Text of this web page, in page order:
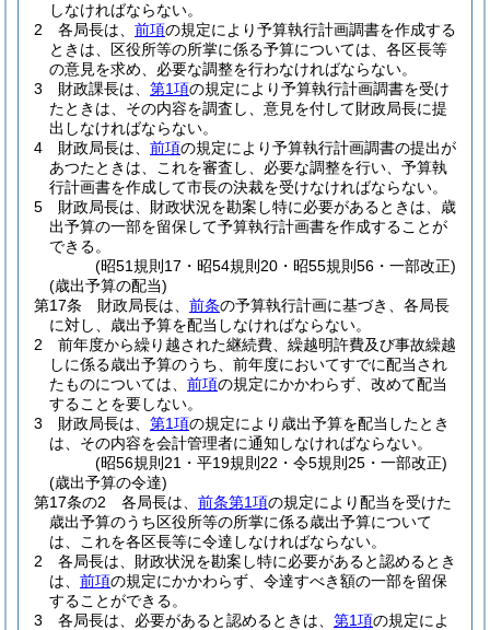
しなければならない。
2
各局長は、 前項の規定により予算執行計画調書を作成する
ときは、区役所等の所掌に係る予算については、各区長等
の意見を求め、必要な調整を行わなければならない。
3
財政課長は、 第1項の規定により予算執行計画調書を受け
たときは、その内容を調査し、意見を付して財政局長に提
出しなければならない。
4
財政局長は、 前項の規定により予算執行計画調書の提出が
あつたときは、これを審査し、必要な調整を行い、予算執
行計画書を作成して市長の決裁を受けなければならない。
5
財政局長は、財政状況を勘案し特に必要があるときは、歳
出予算の一部を留保して予算執行計画書を作成することが
できる。
(昭51規則17・昭54規則20・昭55規則56・一部改正)
(歳出予算の配当)
第17条
財政局長は、 前条の予算執行計画に基づき、各局長
に対し、歳出予算を配当しなければならない。
2
前年度から繰り越された継続費、繰越明許費及び事故繰越
しに係る歳出予算のうち、前年度においてすでに配当され
たものについては、 前項の規定にかかわらず、改めて配当
することを要しない。
3
財政局長は、 第1項の規定により歳出予算を配当したとき
は、その内容を会計管理者に通知しなければならない。
(昭56規則21・平19規則22・令5規則25・一部改正)
(歳出予算の令達)
第17条の2
各局長は、 前条第1項の規定により配当を受けた
歳出予算のうち区役所等の所掌に係る歳出予算について
は、これを各区長等に令達しなければならない。
2
各局長は、財政状況を勘案し特に必要があると認めるとき
は、 前項の規定にかかわらず、令達すべき額の一部を留保
することができる。
3
各局長は、必要があると認めるときは、 第1項の規定によ